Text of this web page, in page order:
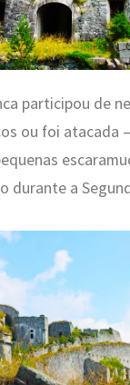
participou de
ou foi atacada
durante a